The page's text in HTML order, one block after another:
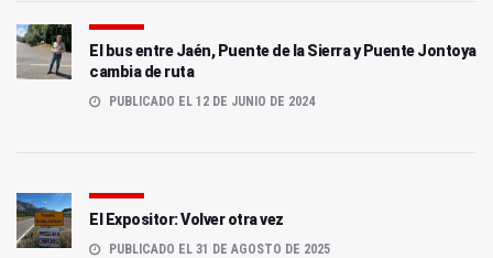
El bus entre Jaén, Puente de la Sierra y Puente Jontoya
cambia de ruta
PUBLICADO EL 12 DE JUNIO DE 2024
El Expositor: Volver otra vez
PUBLICADO EL 31 DE AGOSTO DE 2025